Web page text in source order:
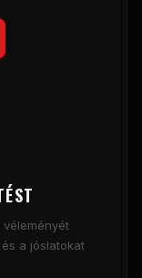
a jóslatokat